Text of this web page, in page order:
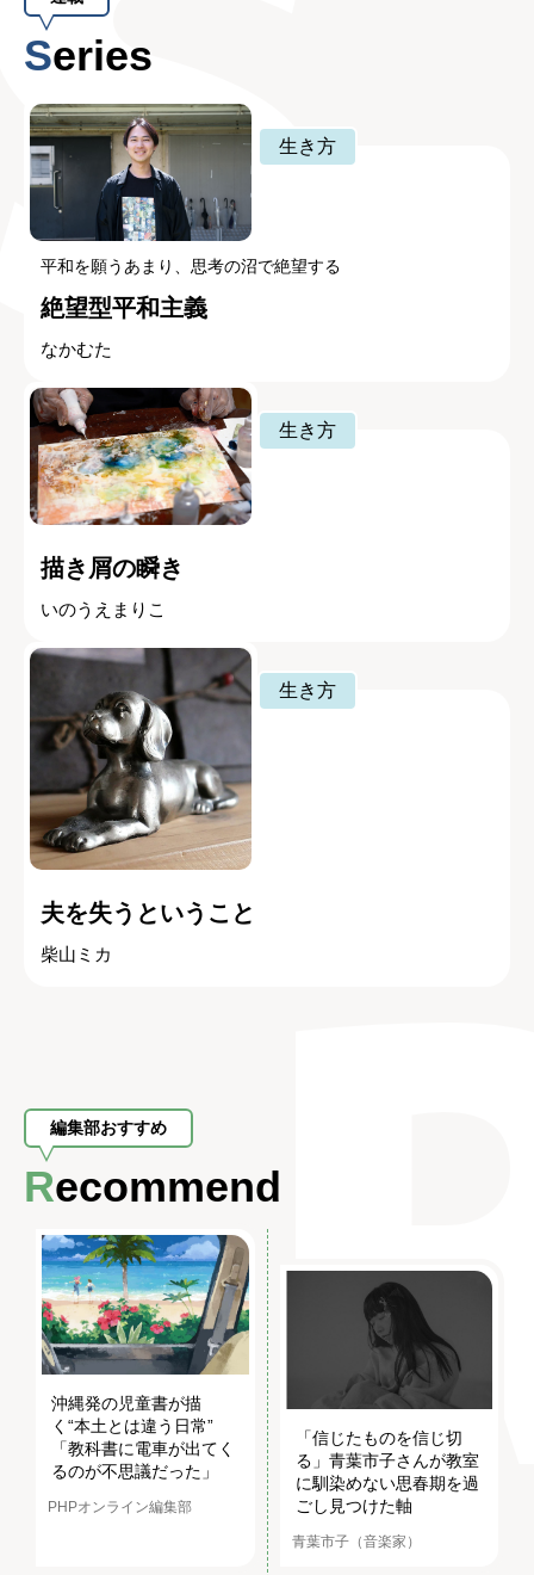
Series
生き方
平和を願うあまり、思考の沼で絶望する
絶望型平和主義
なかむた
生き方
描き屑の瞬き
いのうえまりこ
生き方
夫を失うということ
柴山ミカ
編集部おすすめ
Recommend
沖縄発の児童書が描
く“本土とは違う日常”
「教科書に電車が出てく
るのが不思議だった」
PHPオンライン編集部
「信じたものを信じ切
る」青葉市子さんが教室
に馴染めない思春期を過
ごし見つけた軸
青葉市子（音楽家）